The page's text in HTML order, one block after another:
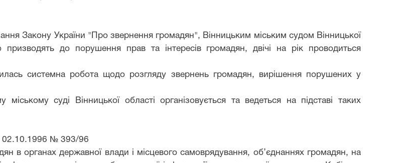
Закону України "Про звернення громадян", Вінницьким міським судом Вінницької
до порушення прав та інтересів громадян, двічі на рік проводиться
системна робота щодо розгляду звернень громадян, вирішення порушених у
міському суді Вінницької областіорганізовується та ведеться на підставі таких
02.10.1996 № 393/96
в органах державної влади і місцевого самоврядування, об’єднаннях громадян, на